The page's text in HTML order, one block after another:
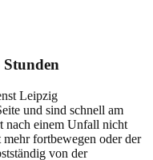
Stunden
Leipzig
und sind schnell am
nach einem Unfall nicht
fortbewegen oder der
von der